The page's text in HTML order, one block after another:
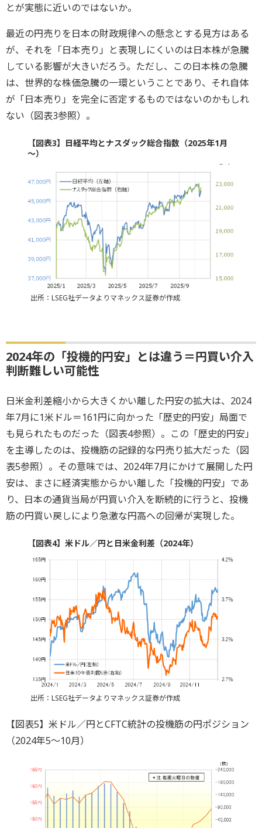
とが実態に近いのではないか。
最近の円売りを日本の財政規律への懸念とする見方はある
が、それを「日本売り」と表現しにくいのは日本株が急騰
している影響が大きいだろう。ただし、この日本株の急騰
は、世界的な株価急騰の一環ということであり、それ自体
が「日本売り」を完全に否定するものではないのかもしれ
ない（図表3参照）。
【図表3】日経平均とナスダック総合指数（2025年1月
～）
出所：LSEG社データよりマネックス証券が作成
2024年の「投機的円安」とは違う＝円買い介入
判断難しい可能性
日米金利差縮小から大きくかい離した円安の拡大は、2024
年7月に1米ドル＝161円に向かった「歴史的円安」局面で
も見られたものだった（図表4参照）。この「歴史的円安」
を主導したのは、投機筋の記録的な円売り拡大だった（図
表5参照）。その意味では、2024年7月にかけて展開した円
安は、まさに経済実態からかい離した「投機的円安」であ
り、日本の通貨当局が円買い介入を断続的に行うと、投機
筋の円買い戻しにより急激な円高への回帰が実現した。
【図表4】米ドル／円と日米金利差（2024年）
出所：LSEG社データよりマネックス証券が作成
【図表5】米ドル／円とCFTC統計の投機筋の円ポジション
（2024年5～10月）